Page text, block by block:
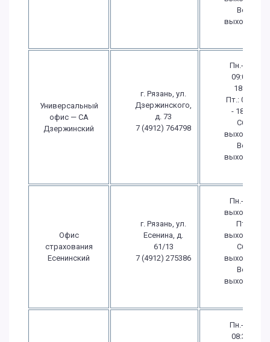
Вс.:
выходной
Универсальный
офис — СА
Дзержинский
г. Рязань, ул.
Дзержинского,
д. 73
7 (4912) 764798
Пн.-Чт.:
09:00 -
18:00
Пт.: 09:00
- 18:00
Сб.:
выходной
Вс.:
выходной
Офис
страхования
Есенинский
г. Рязань, ул.
Есенина, д.
61/13
7 (4912) 275386
Пн.-Чт.:
выходной
Пт.:
выходной
Сб.:
выходной
Вс.:
выходной
Пн.-Чт.:
08:30 -